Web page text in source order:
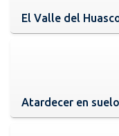
El Valle del
Atardecer en